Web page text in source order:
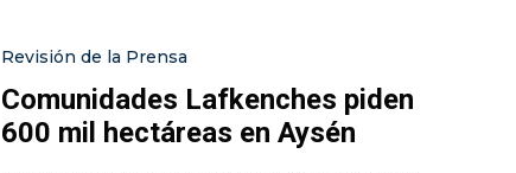
Revisión de la Prensa
Comunidades Lafkenches piden
600 mil hectáreas en Aysén